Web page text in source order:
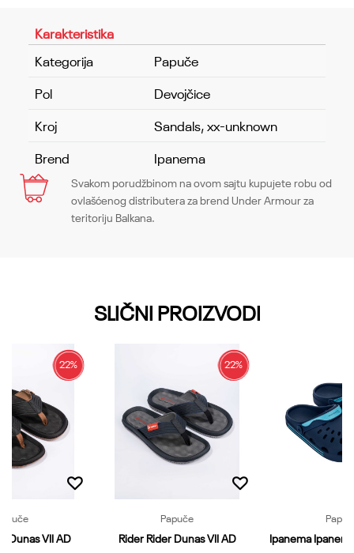
Karakteristika
Kategorija
Papuče
Pol
Devojčice
Kroj
Sandals, xx-unknown
Brend
Ipanema
Ime/Nadimak
Svakom porudžbinom na ovom sajtu kupujete robu od
ovlašćenog distributera za brend Under Armour za
teritoriju Balkana.
SLIČNI PROIZVODI
22%
Dunas VII AD
22%
Papuče
Rider Rider Dunas VII AD
Ipanema